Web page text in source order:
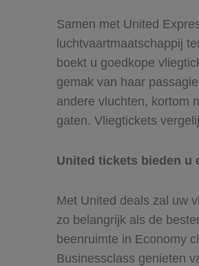
Samen met United
luchtvaartmaatschappij
boekt u goedkope
gemak van haar
andere vluchten, kortom
gaten. Vliegtickets
United tickets bieden u
Met United deals zal uw
zo belangrijk als de
beenruimte in Economy
Businessclass genieten